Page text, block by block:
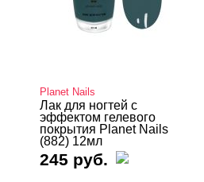
Planet Nails
Лак для ногтей с
эффектом гелевого
покрытия Planet Nails
(882) 12мл
245 руб.